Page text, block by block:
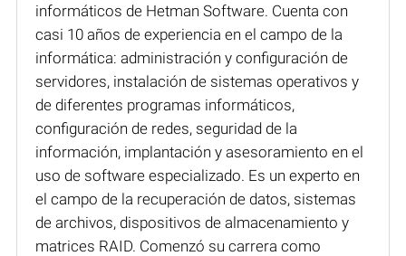
informáticos de Hetman Software. Cuenta con
casi 10 años de experiencia en el campo de la
informática: administración y configuración de
servidores, instalación de sistemas operativos y
de diferentes programas informáticos,
configuración de redes, seguridad de la
información, implantación y asesoramiento en el
uso de software especializado. Es un experto en
el campo de la recuperación de datos, sistemas
de archivos, dispositivos de almacenamiento y
matrices RAID. Comenzó su carrera como